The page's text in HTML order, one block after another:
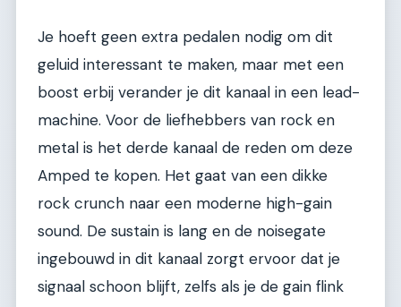
Je hoeft geen extra pedalen nodig om dit
geluid interessant te maken, maar met een
boost erbij verander je dit kanaal in een lead-
machine. Voor de liefhebbers van rock en
metal is het derde kanaal de reden om deze
Amped te kopen. Het gaat van een dikke
rock crunch naar een moderne high-gain
sound. De sustain is lang en de noisegate
ingebouwd in dit kanaal zorgt ervoor dat je
signaal schoon blijft, zelfs als je de gain flink